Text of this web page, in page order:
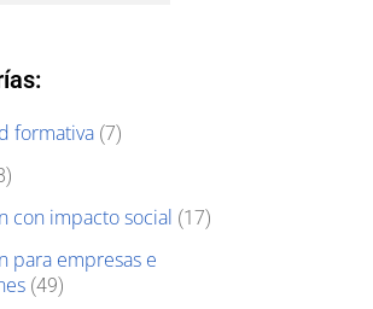
formativa (7)
con impacto social (17)
para empresas e
(49)